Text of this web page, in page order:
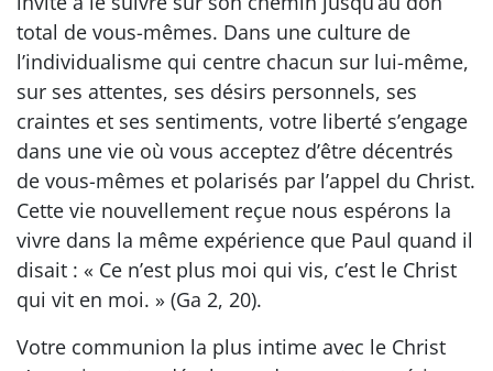
total de vous-mêmes. Dans une culture de
l’individualisme qui centre chacun sur lui-même,
sur ses attentes, ses désirs personnels, ses
craintes et ses sentiments, votre liberté s’engage
dans une vie où vous acceptez d’être décentrés
de vous-mêmes et polarisés par l’appel du Christ.
Cette vie nouvellement reçue nous espérons la
vivre dans la même expérience que Paul quand il
disait : « Ce n’est plus moi qui vis, c’est le Christ
qui vit en moi. » (Ga 2, 20).
Votre communion la plus intime avec le Christ